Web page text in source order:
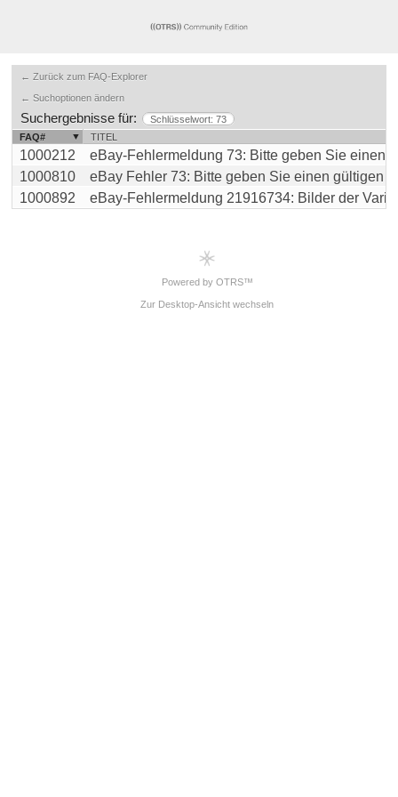
← Zurück zum FAQ-Explorer
← Suchoptionen ändern
Suchergebnisse für:
Schlüsselwort: 73
FAQ#
TITEL
1000212
eBay-Fehlermeldung 73: Bitte geben Sie einen
1000810
eBay Fehler 73: Bitte geben Sie einen gültigen
1000892
eBay-Fehlermeldung 21916734: Bilder der
Powered by OTRS™
Zur Desktop-Ansicht wechseln